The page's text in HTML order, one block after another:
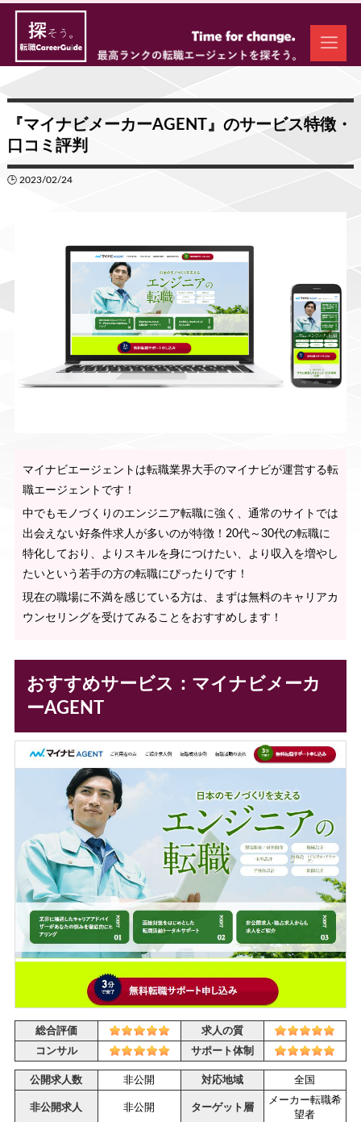
『マイナビメーカーAGENT』のサービス特徴・
口コミ評判
🕒 2023/02/24
マイナビエージェントは転職業界大手のマイナビが運営する転
職エージェントです！
中でもモノづくりのエンジニア転職に強く、通常のサイトでは
出会えない好条件求人が多いのが特徴！20代～30代の転職に
特化しており、よりスキルを身につけたい、より収入を増やし
たいという若手の方の転職にぴったりです！
現在の職場に不満を感じている方は、まずは無料のキャリアカ
ウンセリングを受けてみることをおすすめします！
おすすめサービス：マイナビメーカ
ーAGENT
総合評価
求人の質
コンサル
サポート体制
公開求人数 非公開 対応地域 全国
非公開求人 非公開 ターゲット層
メーカー転職希
望者